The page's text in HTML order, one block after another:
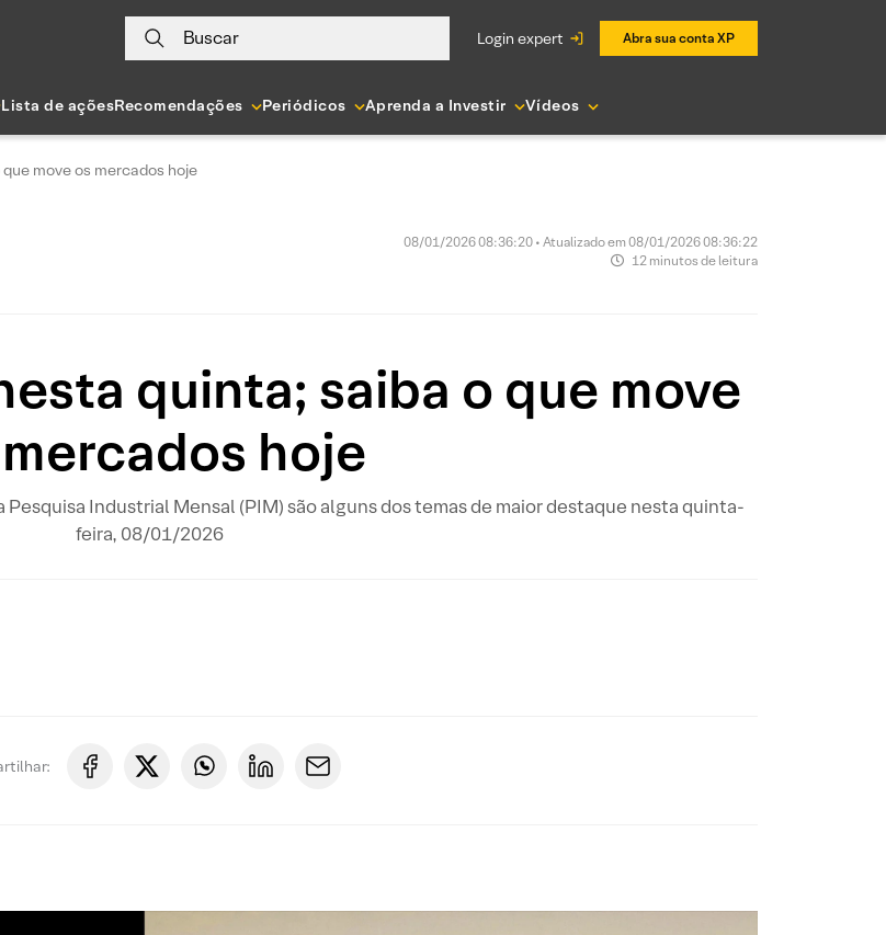
Buscar login expert Abra sua conta XP
Lista de açõesRecomendações Periódicos Aprenda a Investir Vídeos
move os mercados hoje
08/01/2026 08:36:20 • Atualizado em 08/01/2026 08:36:22
12 minutos de leitura
quinta; saiba o que move
hoje
Industrial Mensal (PIM) são alguns dos temas de maior destaque nesta quinta-
feira, 08/01/2026